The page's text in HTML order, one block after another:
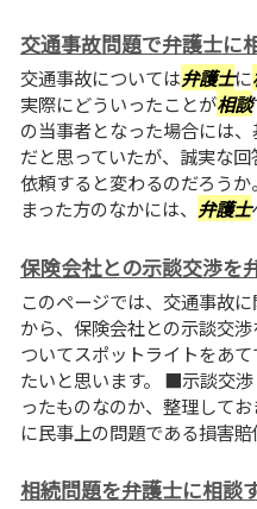
交通事故問題で弁護士に
交通事故については弁護士に
実際にどういったことが相談
の当事者となった場合には
だと思っていたが、誠実な回
依頼すると変わるのだろう
まった方のなかには、 弁護士
保険会社との示談交渉を
このページでは、交通事故
から、保険会社との示談交渉
ついてスポットライトをあ
たいと思います。 ■示談交
ったものなのか、整理して
に民事上の問題である損害
相続問題を弁護士に相談